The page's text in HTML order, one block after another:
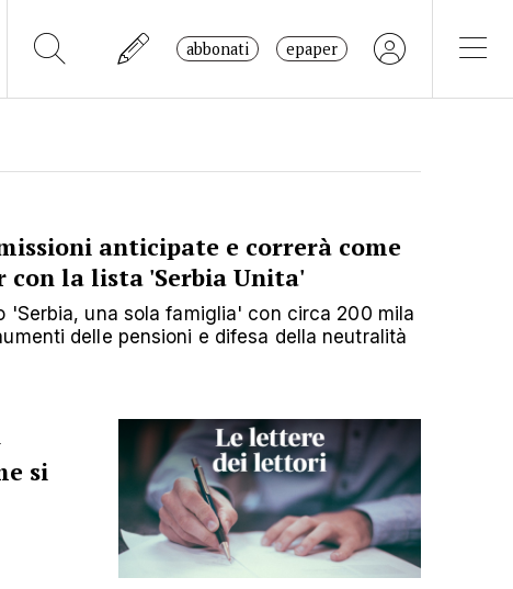
abbonati epaper
anticipate e correrà come
con la lista 'Serbia Unita'
'Serbia, una sola famiglia' con circa 200 mila
delle pensioni e difesa della neutralità
si